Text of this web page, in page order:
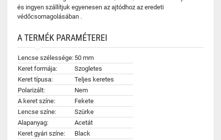
és ingyen szállítjuk egyenesen az ajtódhoz az eredeti
védőcsomagolásában .
A TERMÉK PARAMÉTEREI
Lencse szélessége: 50 mm
Keret formája:
Szogletes
Keret típusa:
Teljes keretes
Polarizált:
Nem
A keret színe:
Fekete
Lencse színe:
Szürke
Alapanyag:
Acetát
Keret gyári színe:
Black